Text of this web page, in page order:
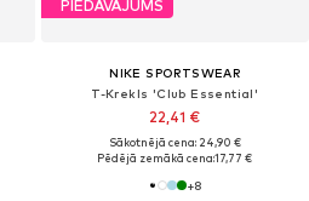
PIEDĀVĀJUMS
NIKE SPORTSWEAR
T-Krekls 'Club Essential'
22,41 €
Sākotnējā cena: 24,90 €
Pēdējā zemākā cena:17,77 €
+8